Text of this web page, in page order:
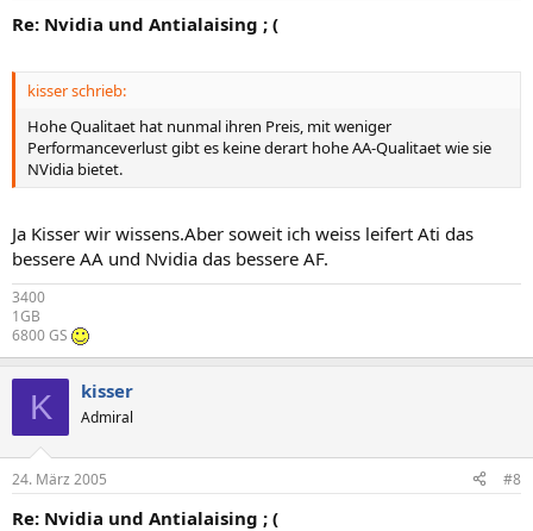
Re: Nvidia und Antialaising ; (
kisser schrieb:
Hohe Qualitaet hat nunmal ihren Preis, mit weniger
Performanceverlust gibt es keine derart hohe AA-Qualitaet wie sie
NVidia bietet.
Ja Kisser wir wissens.Aber soweit ich weiss leifert Ati das
bessere AA und Nvidia das bessere AF.
3400
1GB
6800 GS
K kisser
Admiral
24. März 2005 #8
Re: Nvidia und Antialaising ; (